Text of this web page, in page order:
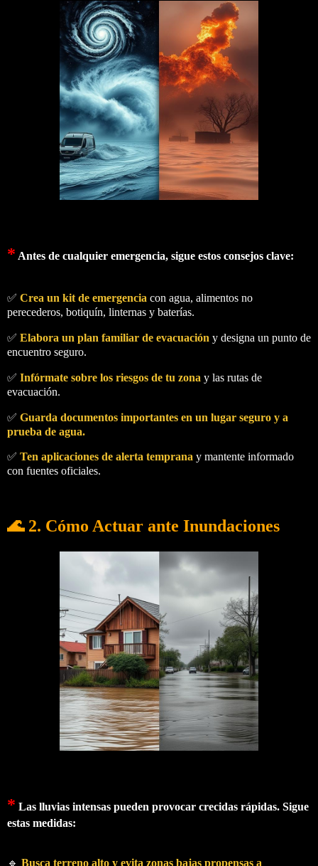
* Antes de cualquier emergencia, sigue estos consejos clave:
✅ Crea un kit de emergencia con agua, alimentos no
perecederos, botiquín, linternas y baterías.
✅ Elabora un plan familiar de evacuación y designa un punto de
encuentro seguro.
✅ Infórmate sobre los riesgos de tu zona y las rutas de
evacuación.
✅ Guarda documentos importantes en un lugar seguro y a
prueba de agua.
✅ Ten aplicaciones de alerta temprana y mantente informado
con fuentes oficiales.
🌊 2. Cómo Actuar ante Inundaciones
* Las lluvias intensas pueden provocar crecidas rápidas. Sigue
estas medidas:
🔹 Busca terreno alto y evita zonas bajas propensas a